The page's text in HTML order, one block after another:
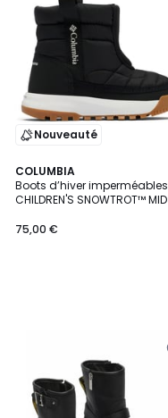
Nouveauté
COLUMBIA
Boots d’hiver imperméables
CHILDREN'S SNOWTROT™ MID
75,00 €